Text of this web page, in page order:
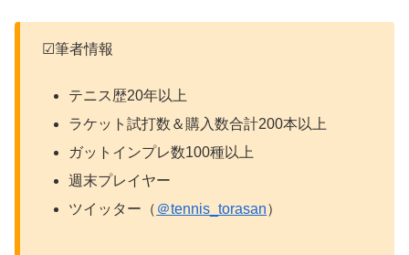
☑筆者情報
テニス歴20年以上
ラケット試打数＆購入数合計200本以上
ガットインプレ数100種以上
週末プレイヤー
ツイッター（ ＠tennis_torasan）